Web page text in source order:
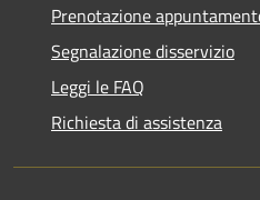
Prenotazione
Segnalazione disservizio
Leggi le FAQ
Richiesta di assistenza